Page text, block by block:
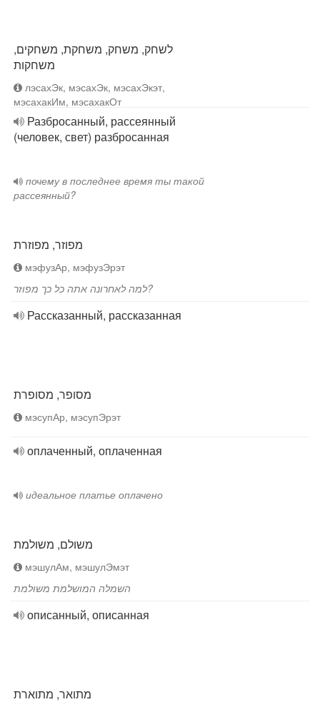
לשחק, משחק, משחקת, משחקים,
משחקות
лэсахЭк, мэсахЭк, мэсахЭкэт,
мэсахакИм, мэсахакОт
Разбросанный, рассеянный
(человек, свет) разбросанная
почему в последнее время ты такой
рассеянный?
מפוזר, מפוזרת
мэфузАр, мэфузЭрэт
למה לאחרונה אתה כל כך מפוזר?
Рассказанный, рассказанная
מסופר, מסופרת
мэсупАр, мэсупЭрэт
оплаченный, оплаченная
идеальное платье оплачено
משולם, משולמת
мэшулАм, мэшулЭмэт
השמלה המושלמת משולמת
описанный, описанная
מתואר, מתוארת